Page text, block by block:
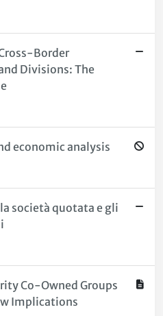
Border
Divisions: The
economic analysis
società quotata e gli
Co-Owned Groups
Implications